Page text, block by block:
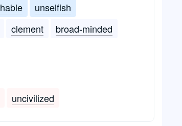
unselfish
clement
broad-minded
uncivilized